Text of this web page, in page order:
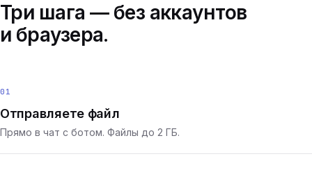
Три шага — без аккаунтов
и браузера.
01
Отправляете файл
Прямо в чат с ботом. Файлы до 2 ГБ.